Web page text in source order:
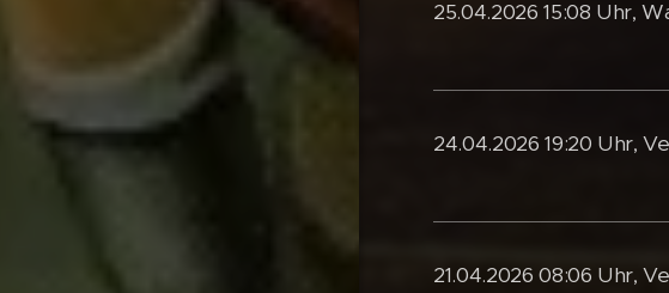
25.04.2026 15:08 Uhr,
24.04.2026 19:20 Uhr,
21.04.2026 08:06 Uhr,